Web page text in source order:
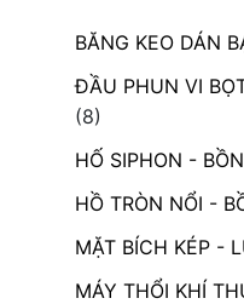
BĂNG KEO DÁN
ĐẦU PHUN VI
(8)
HỐ SIPHON -
HỒ TRÒN NỔI -
MẶT BÍCH KÉP -
MÁY THỔI KHÍ